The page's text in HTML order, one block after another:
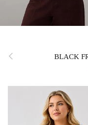
Précédent BLACK